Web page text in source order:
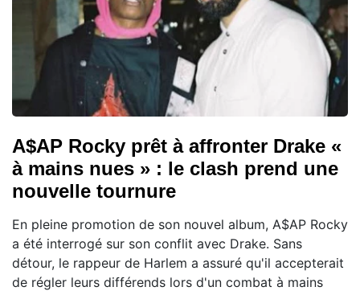
A$AP Rocky prêt à affronter Drake «
à mains nues » : le clash prend une
nouvelle tournure
En pleine promotion de son nouvel album, A$AP Rocky
a été interrogé sur son conflit avec Drake. Sans
détour, le rappeur de Harlem a assuré qu'il accepterait
de régler leurs différends lors d'un combat à mains